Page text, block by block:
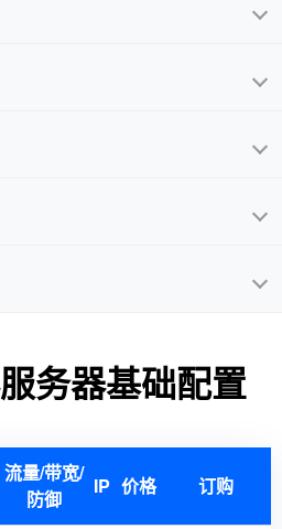
务器基础配置
流量/带宽/
防御
IP 价格 订购